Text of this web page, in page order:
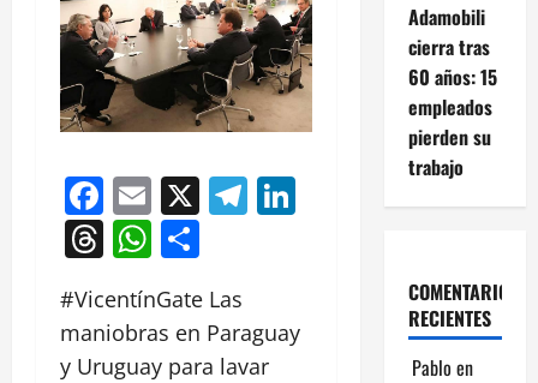
Facebook
Email
X Telegram
LinkedIn
Threads
WhatsApp
#VicentínGate Las
maniobras en Paraguay
y Uruguay para lavar
Adamobili
cierra tras
60 años: 15
empleados
pierden su
trabajo
COMENTARIOS
RECIENTES
Pablo en